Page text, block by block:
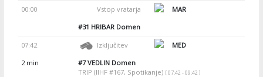
00:00 Vstop vratarja
MAR
#31 HRIBAR Domen
07:42 Izključitev
MED
2 min
#7VEDLIN Domen
TRIP (IIHF #167, Spotikanje) [ 07:42 - 09:42 ]